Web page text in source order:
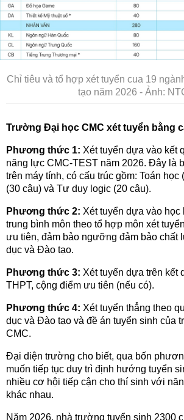
Chỉ tiêu và tổ hợp xét tuyển cua 19
tạo năm 2026 - Ảnh:
Trường Đại học CMC xét tuyển bằng
Phương thức 1: Xét tuyển dựa vào kết
năng lực CMC-TEST năm 2026. Đây là
trên máy tính, có cấu trúc gồm: Toán học
(30 câu) và Tư duy logic (20 câu).
Phương thức 2: Xét tuyển dựa vào
trung bình môn theo tổ hợp môn xét
ưu tiên, đảm bảo ngưỡng đảm bảo chất
dục và Đào tạo.
Phương thức 3: Xét tuyển dựa trên kết
THPT, cộng điểm ưu tiên (nếu có).
Phương thức 4: Xét tuyển thẳng theo
dục và Đào tạo và đề án tuyển sinh của
CMC.
Đại diện trường cho biết, qua bốn
muốn tiếp tục duy trì định hướng tuyển
nhiều cơ hội tiếp cận cho thí sinh với
khác nhau.
Năm 2026, nhà trường tuyển sinh 2300